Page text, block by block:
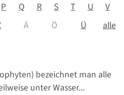
P Q R S T U
V
Ä Ö Ü alle
bezeichnet man alle
unter Wasser...